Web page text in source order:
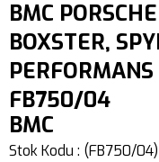
BMC
BOXSTER,
FB750/04
BMC
Stok Kodu (FB750/04)